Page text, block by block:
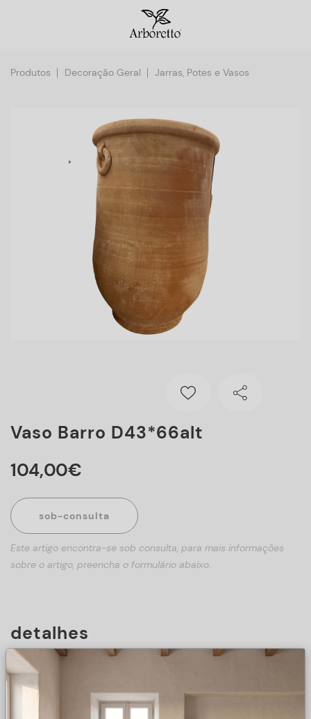
Produtos Decoração Geral Jarras, Potes e Vasos
Vaso Barro D43*66alt
104,00€
sob-consulta
Este artigo encontra-se sob consulta, para mais informações
sobre o artigo, preencha o formulário abaixo.
detalhes